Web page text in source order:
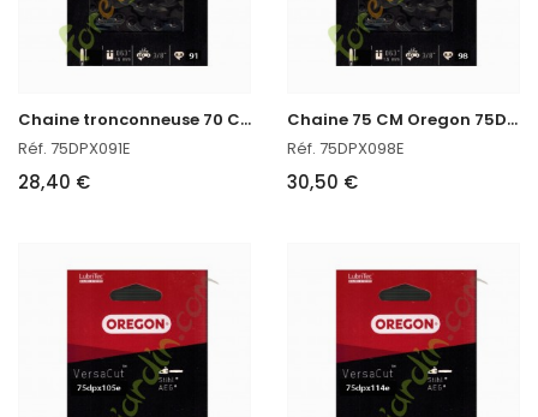
C
haine tronconneuse 70 CM Oregon 75DPX091E
Réf. 75DPX091E
28,40 €
C
haine 75 CM Oregon 75DPX098E
Réf. 75DPX098E
30,50 €